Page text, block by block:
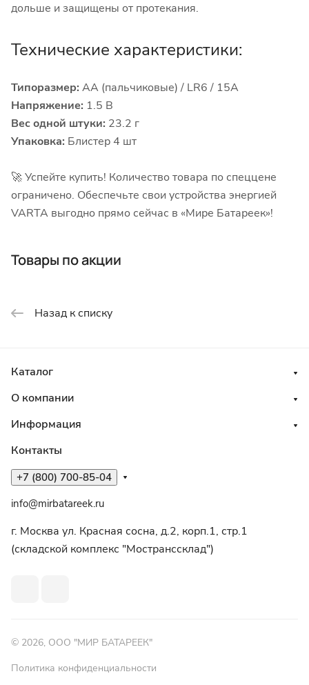
дольше и защищены от протекания.
Технические характеристики:
Типоразмер: AA (пальчиковые) / LR6 / 15A
Напряжение: 1.5 В
Вес одной штуки: 23.2 г
Упаковка: Блистер 4 шт
🚀 Успейте купить! Количество товара по спеццене
ограничено. Обеспечьте свои устройства энергией
VARTA выгодно прямо сейчас в «Мире Батареек»!
Товары по акции
Назад к списку
Каталог
О компании
Информация
Контакты
+7 (800) 700-85-04
info@mirbatareek.ru
г. Москва ул. Красная сосна, д.2, корп.1, стр.1
(складской комплекс "Мостранссклад")
© 2026, ООО "МИР БАТАРЕЕК"
Политика конфиденциальности